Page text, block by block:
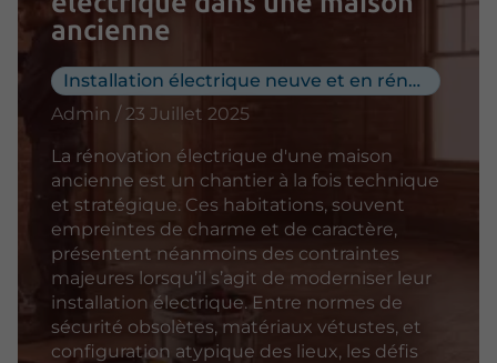
ancienne
Installation électrique neuve et en rénovation
Admin / 23 Juillet 2025
La rénovation électrique d'une maison
ancienne est un chantier à la fois technique
et stratégique. Ces habitations, souvent
empreintes de charme et de caractère,
présentent néanmoins des contraintes
majeures lorsqu’il s’agit de moderniser leur
installation électrique. Entre normes de
sécurité obsolètes, matériaux vétustes, et
configuration atypique des lieux, les défis